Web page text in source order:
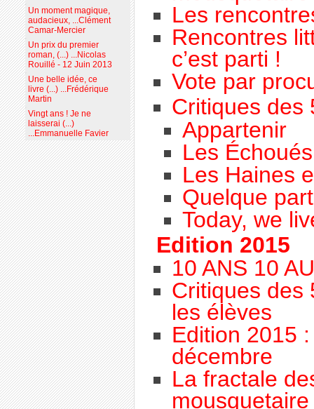
Les
Rencontres
c’est parti !
Vote par
Critiques des
Appartenir
Les Échoués
Les Haines
Quelque
Today, we
Edition 2015
10 ANS 10
Critiques des
les élèves
Edition 2015
décembre
La fractale
Un moment magique,
audacieux, ...Clément
Camar-Mercier
Un prix du premier
roman, (...) ...Nicolas
Rouillé - 12 Juin 2013
Une belle idée, ce
livre (...) ...Frédérique
Martin
Vingt ans ! Je ne
laisserai (...)
...Emmanuelle Favier